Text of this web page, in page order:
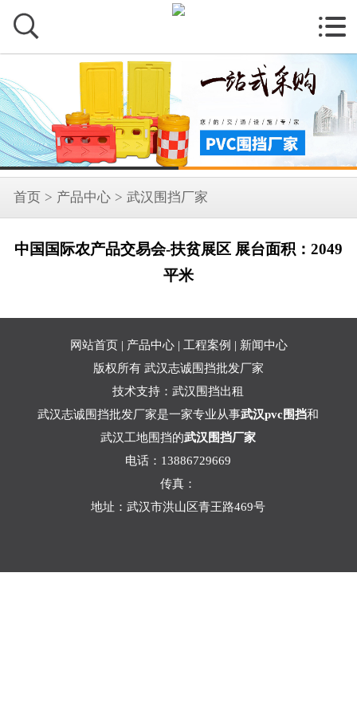


首页 > 产品中心 > 武汉围挡厂家
中国国际农产品交易会-扶贫展区 展台面积：2049
平米
网站首页| 产品中心| 工程案例 | 新闻中心
版权所有 武汉志诚围挡批发厂家
技术支持：武汉围挡出租
武汉志诚围挡批发厂家是一家专业从事武汉pvc围挡和
武汉工地围挡的武汉围挡厂家
电话：13886729669
传真：
地址：武汉市洪山区青王路469号